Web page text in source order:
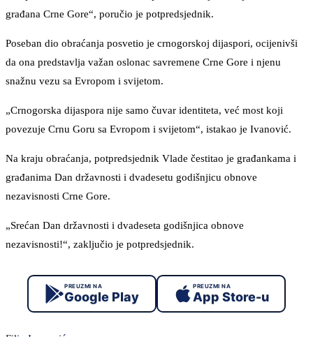
građana Crne Gore“, poručio je potpredsjednik.
Poseban dio obraćanja posvetio je crnogorskoj dijaspori, ocijenivši
da ona predstavlja važan oslonac savremene Crne Gore i njenu
snažnu vezu sa Evropom i svijetom.
„Crnogorska dijaspora nije samo čuvar identiteta, već most koji
povezuje Crnu Goru sa Evropom i svijetom“, istakao je Ivanović.
Na kraju obraćanja, potpredsjednik Vlade čestitao je građankama i
građanima Dan državnosti i dvadesetu godišnjicu obnove
nezavisnosti Crne Gore.
„Srećan Dan državnosti i dvadeseta godišnjica obnove
nezavisnosti!“, zaključio je potpredsjednik.
PREUZMI NA
Google Play
PREUZMI NA
App Store-u